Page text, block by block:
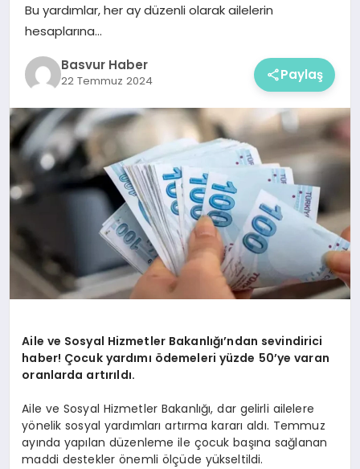
Bu yardımlar, her ay düzenli olarak ailelerin
hesaplarına…
Basvur Haber
22 Temmuz 2024 Paylaş
Aile ve Sosyal Hizmetler Bakanlığı’ndan sevindirici
haber! Çocuk yardımı ödemeleri yüzde 50’ye varan
oranlarda artırıldı.
Aile ve Sosyal Hizmetler Bakanlığı, dar gelirli ailelere
yönelik sosyal yardımları artırma kararı aldı. Temmuz
ayında yapılan düzenleme ile çocuk başına sağlanan
maddi destekler önemli ölçüde yükseltildi.